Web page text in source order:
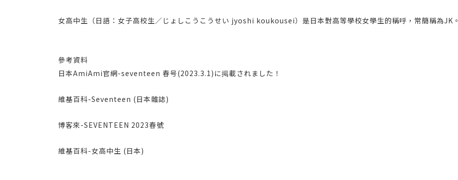
女高中生（日語：女子高校生／じょしこうこうせい jyoshi koukousei）是日本對高等學校女學生的稱呼，常簡稱為JK。
參考資料
日本AmiAmi官網-seventeen 春号(2023.3.1)に掲載されました！
維基百科-Seventeen (日本雜誌)
博客來-SEVENTEEN 2023春號
維基百科-女高中生 (日本)